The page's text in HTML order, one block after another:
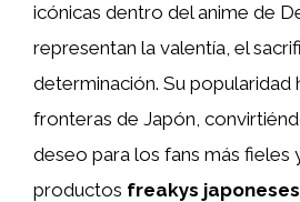
icónicas dentro del anime de
representan la valentía, el
determinación. Su popularidad
fronteras de Japón,
deseo para los fans más fieles
productos freakys japoneses